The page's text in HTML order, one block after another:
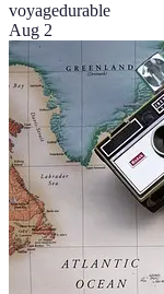
voyagedurable
Aug 2